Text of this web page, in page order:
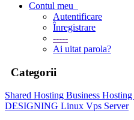
Contul meu
Autentificare
Înregistrare
-----
Ai uitat parola?
Categorii
Shared Hosting Business Hosting
DESIGNING Linux Vps Server